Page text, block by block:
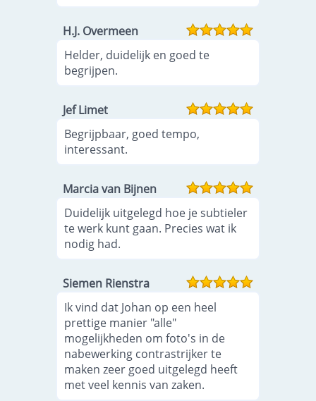
H.J. Overmeen
Helder, duidelijk en goed te
begrijpen.
Jef Limet
Begrijpbaar, goed tempo,
interessant.
Marcia van Bijnen
Duidelijk uitgelegd hoe je subtieler
te werk kunt gaan. Precies wat ik
nodig had.
Siemen Rienstra
Ik vind dat Johan op een heel
prettige manier "alle"
mogelijkheden om foto's in de
nabewerking contrastrijker te
maken zeer goed uitgelegd heeft
met veel kennis van zaken.